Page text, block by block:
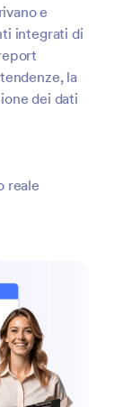
e
integrati di
la
dei dati
reale